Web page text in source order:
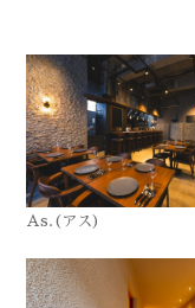
As.(アス)